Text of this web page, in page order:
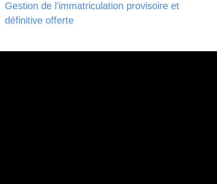
Gestion de l’immatriculation provisoire et
définitive offerte